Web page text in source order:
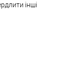
інші